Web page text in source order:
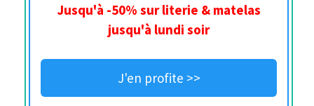
Jusqu'à -50% sur literie & matelas
jusqu'à lundi soir
J'en profite >>